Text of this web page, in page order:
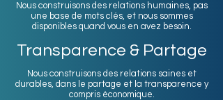
Nous construisons des relations humaines, pas
une base de mots clés, et nous sommes
disponibles quand vous en avez besoin.
Transparence & Partage
Nous construisons des relations saines et
durables, dans le partage et la transparence y
compris économique.